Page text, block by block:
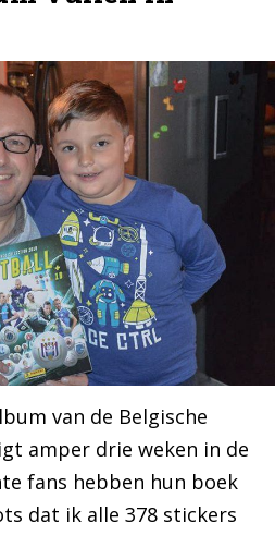
van de Belgische
amper drie weken in de
fans hebben hun boek
dat ik alle 378 stickers